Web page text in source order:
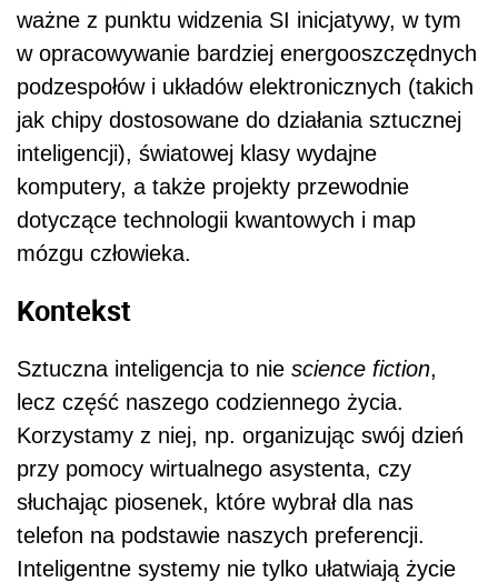
ważne z punktu widzenia SI inicjatywy, w tym
w opracowywanie bardziej energooszczędnych
podzespołów i układów elektronicznych (takich
jak chipy dostosowane do działania sztucznej
inteligencji), światowej klasy wydajne
komputery, a także projekty przewodnie
dotyczące technologii kwantowych i map
mózgu człowieka.
Kontekst
Sztuczna inteligencja to nie science fiction,
lecz część naszego codziennego życia.
Korzystamy z niej, np. organizując swój dzień
przy pomocy wirtualnego asystenta, czy
słuchając piosenek, które wybrał dla nas
telefon na podstawie naszych preferencji.
Inteligentne systemy nie tylko ułatwiają życie